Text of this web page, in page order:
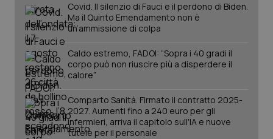
Covid. Il silenzio di Fauci e il perdono di Biden.
Ma il Quinto Emendamento non è
un’ammissione di colpa
Caldo estremo, FADOI: “Sopra i 40 gradi il
corpo può non riuscire più a disperdere il
calore”
Comparto Sanità. Firmato il contratto 2025-
2027. Aumenti fino a 240 euro per gli
infermieri, arriva il capitolo sull'IA e nuove
tutele per il personale
tracking-sites-ironfish-
tracking-enable
www.quotidianosanita.it